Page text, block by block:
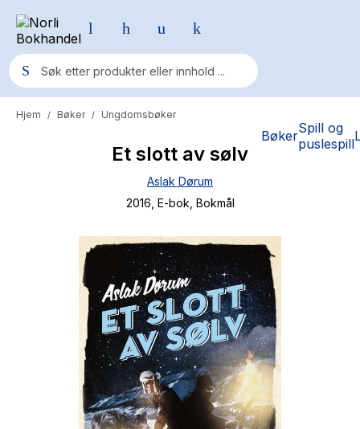
BøkerSpill og
puslespill
Populære søk
Fury Bound - Sable Sorensen
Yesteryear
Elizabeth Strout
Hypopressiv trening
The Housemaid
Hjem / Bøker / Ungdomsbøker
Et slott av sølv
Aslak Dørum
2016 , E-bok , Bokmål